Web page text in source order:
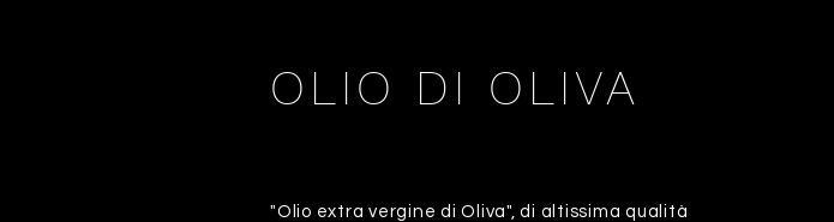
OLIO DI OLIVA
"Olio extra vergine di Oliva", di altissima qualità